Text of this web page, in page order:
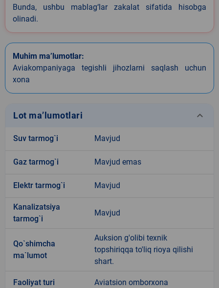
Bunda, ushbu mablag‘lar zakalat sifatida hisobga
olinadi.
Muhim ma’lumotlar:
Aviakompaniyaga tegishli jihozlarni saqlash uchun
xona
Lot ma’lumotlari keyboard_arrow_down
Suv tarmog`i Mavjud
Gaz tarmog`i Mavjud emas
Elektr tarmog`i Mavjud
Kanalizatsiya
tarmog`i
Mavjud
Qo`shimcha
ma`lumot
Auksion g'olibi texnik
topshiriqqa to'liq rioya qilishi
shart.
Faoliyat turi Aviatsion omborxona